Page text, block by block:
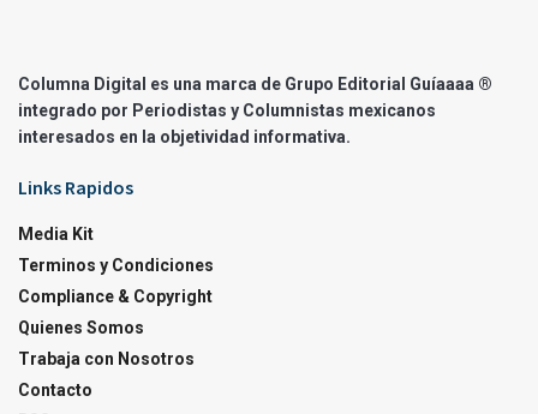
Columna Digital es una marca de Grupo Editorial Guíaaaa ®
integrado por Periodistas y Columnistas mexicanos
interesados en la objetividad informativa.
Links Rapidos
Media Kit
Terminos y Condiciones
Compliance & Copyright
Quienes Somos
Trabaja con Nosotros
Contacto